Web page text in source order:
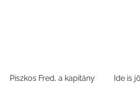
Piszkos Fred, a kapitány Ide is